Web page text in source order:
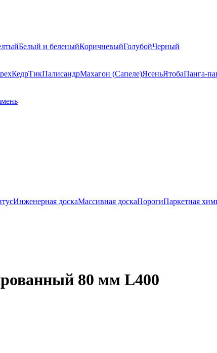
Белый и беленыйКоричневыйГолубойЧерный
КедрТикПалисандрМахагон (Сапеле)ЯсеньЯтобаПанга-
Инженерная доскаМассивная доскаПорогиПаркетная
80 мм L400